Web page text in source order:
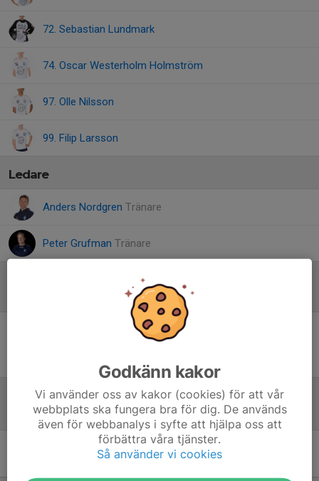
72. Sebastian Lundmark
74. Oscar Westerholm Holmström
97. Olle Nilsson
99. Filip Larsson
Ledare
Anders Nordgren Tränare
Peter Grufman Tränare
Inget referat skrivet
Tabell
Pantamera Pojkar 2010 A
Godkänn kakor
Vi använder oss av kakor (cookies) för att vår
webbplats ska fungera bra för dig. De används
även för webbanalys i syfte att hjälpa oss att
förbättra våra tjänster.
Så använder vi cookies